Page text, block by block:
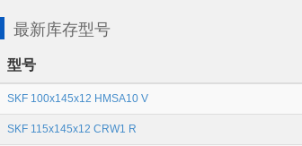
最新库存型号
型号
SKF 100x145x12 HMSA10 V
SKF 115x145x12 CRW1 R